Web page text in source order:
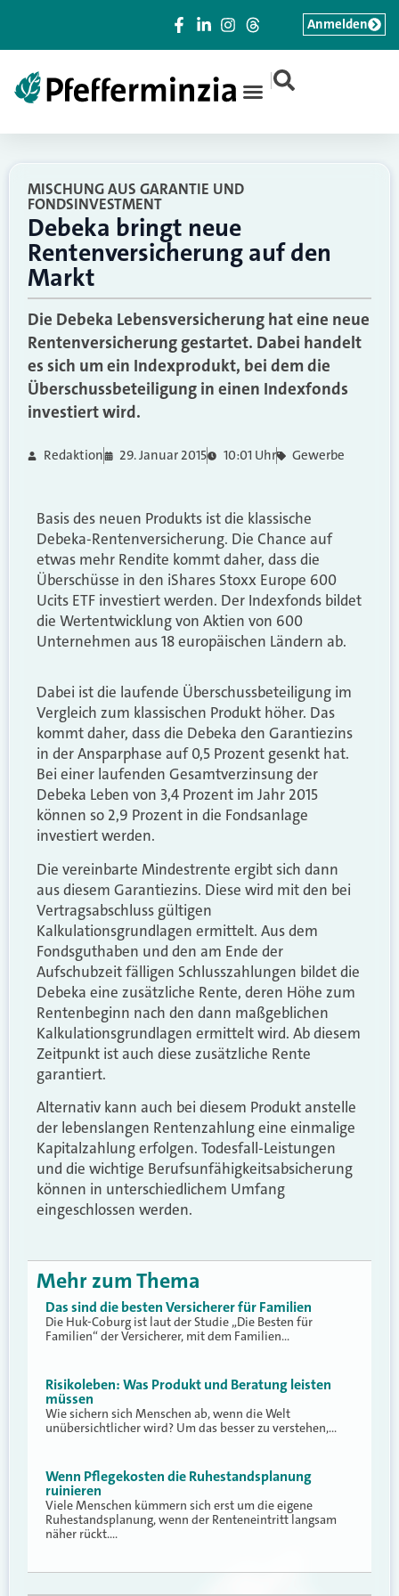
|
Anmelden
MISCHUNG AUS GARANTIE UND
FONDSINVESTMENT
Debeka bringt neue
Rentenversicherung auf den
Markt
Die Debeka Lebensversicherung hat eine neue
Rentenversicherung gestartet. Dabei handelt
es sich um ein Indexprodukt, bei dem die
Überschussbeteiligung in einen Indexfonds
investiert wird.
Redaktion 29. Januar 2015 10:01 Uhr Gewerbe
Basis des neuen Produkts ist die klassische
Debeka-Rentenversicherung. Die Chance auf
etwas mehr Rendite kommt daher, dass die
Überschüsse in den iShares Stoxx Europe 600
Ucits ETF investiert werden. Der Indexfonds bildet
die Wertentwicklung von Aktien von 600
Unternehmen aus 18 europäischen Ländern ab.
Dabei ist die laufende Überschussbeteiligung im
Vergleich zum klassischen Produkt höher. Das
kommt daher, dass die Debeka den Garantiezins
in der Ansparphase auf 0,5 Prozent gesenkt hat.
Bei einer laufenden Gesamtverzinsung der
Debeka Leben von 3,4 Prozent im Jahr 2015
können so 2,9 Prozent in die Fondsanlage
investiert werden.
Die vereinbarte Mindestrente ergibt sich dann
aus diesem Garantiezins. Diese wird mit den bei
Vertragsabschluss gültigen
Kalkulationsgrundlagen ermittelt. Aus dem
Fondsguthaben und den am Ende der
Aufschubzeit fälligen Schlusszahlungen bildet die
Debeka eine zusätzliche Rente, deren Höhe zum
Rentenbeginn nach den dann maßgeblichen
Kalkulationsgrundlagen ermittelt wird. Ab diesem
Zeitpunkt ist auch diese zusätzliche Rente
garantiert.
Alternativ kann auch bei diesem Produkt anstelle
der lebenslangen Rentenzahlung eine einmalige
Kapitalzahlung erfolgen. Todesfall-Leistungen
und die wichtige Berufsunfähigkeitsabsicherung
können in unterschiedlichem Umfang
eingeschlossen werden.
Mehr zum Thema
Das sind die besten Versicherer für Familien
Die Huk-Coburg ist laut der Studie „Die Besten für
Familien“ der Versicherer, mit dem Familien…
Risikoleben: Was Produkt und Beratung leisten
müssen
Wie sichern sich Menschen ab, wenn die Welt
unübersichtlicher wird? Um das besser zu verstehen,…
Wenn Pflegekosten die Ruhestandsplanung
ruinieren
Viele Menschen kümmern sich erst um die eigene
Ruhestandsplanung, wenn der Renteneintritt langsam
näher rückt.…